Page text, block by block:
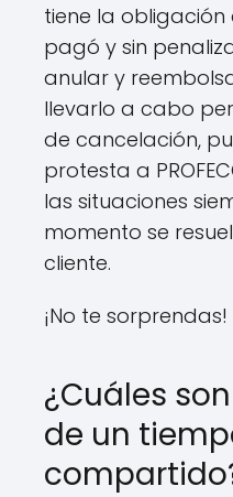
tiene la
pagó y sin
anular y
llevarlo a cabo
de cancelación,
protesta a
las situaciones
momento se
cliente.
¡No te sorprendas!
¿Cuáles
de un